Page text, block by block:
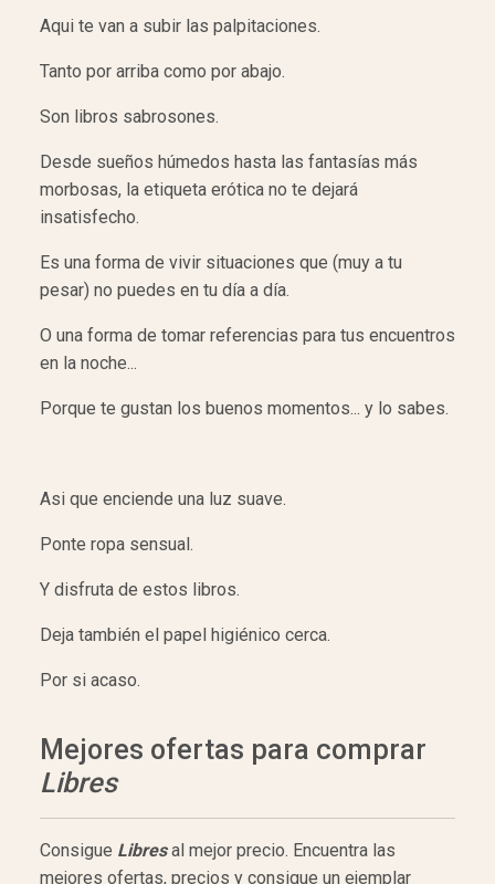
Aqui te van a subir las palpitaciones.
Tanto por arriba como por abajo.
Son libros sabrosones.
Desde sueños húmedos hasta las fantasías más
morbosas, la etiqueta erótica no te dejará
insatisfecho.
Es una forma de vivir situaciones que (muy a tu
pesar) no puedes en tu día a día.
O una forma de tomar referencias para tus encuentros
en la noche...
Porque te gustan los buenos momentos... y lo sabes.
Asi que enciende una luz suave.
Ponte ropa sensual.
Y disfruta de estos libros.
Deja también el papel higiénico cerca.
Por si acaso.
Mejores ofertas para comprar
Libres
Consigue Libresal mejor precio. Encuentra las
mejores ofertas, precios y consigue un ejemplar